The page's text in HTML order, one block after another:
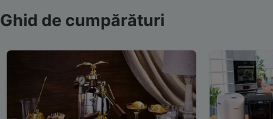
Ghid de cumpărături